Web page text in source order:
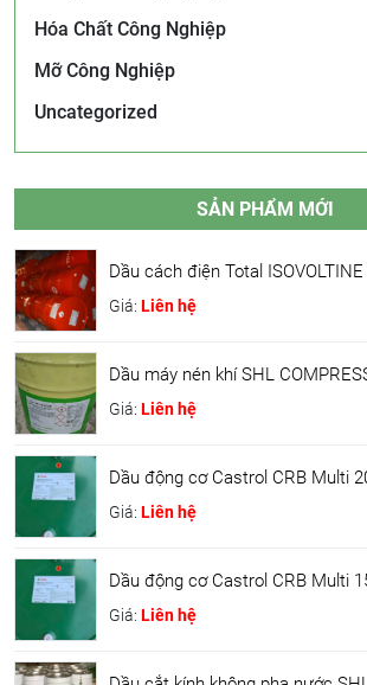
Hóa Chất Công Nghiệp
Mỡ Công Nghiệp
Uncategorized
SẢN PHẨM MỚI
Dầu cách điện Total ISOVOLTINE
Giá: Liên hệ
Dầu máy nén khí SHL
Giá: Liên hệ
Dầu động cơ Castrol CRB Multi
Giá: Liên hệ
Dầu động cơ Castrol CRB Multi
Giá: Liên hệ